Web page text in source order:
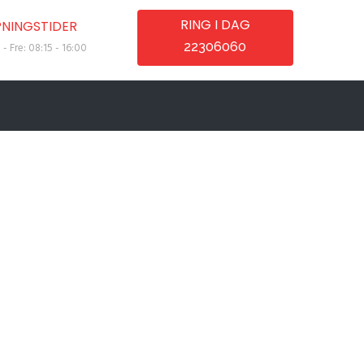
Fre: 08:15 - 16:00
RING I DAG
22306060